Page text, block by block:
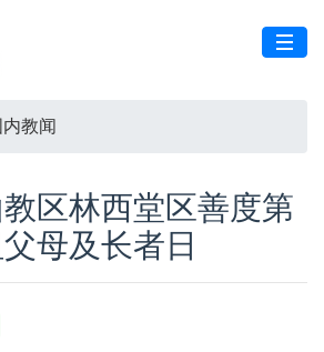
内教闻
区林西堂区善度第
母及长者日